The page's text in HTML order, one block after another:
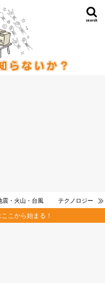
search
震・火山・台風 テクノロジー
こから始まる！